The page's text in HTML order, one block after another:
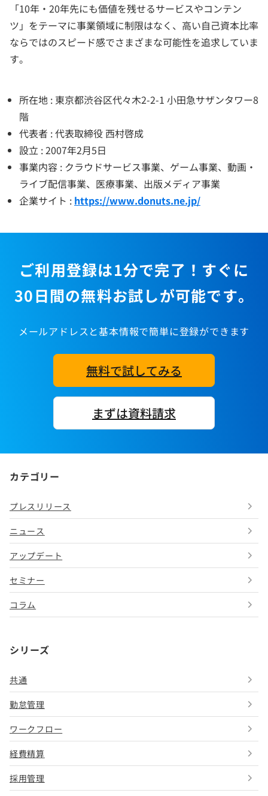
「10年・20年先にも価値を残せるサービスやコンテン
ツ」をテーマに事業領域に制限はなく、高い自己資本比率
ならではのスピード感でさまざまな可能性を追求していま
す。
所在地 : 東京都渋谷区代々木2-2-1 小田急サザンタワー8
階
代表者 : 代表取締役 西村啓成
設立 : 2007年2月5日
事業内容 : クラウドサービス事業、ゲーム事業、動画・
ライブ配信事業、医療事業、出版メディア事業
企業サイト : https://www.donuts.ne.jp/
ご利用登録は1分で完了！すぐに
30日間の無料お試しが可能です。
メールアドレスと基本情報で簡単に登録ができます
無料で試してみる
まずは資料請求
カテゴリー
プレスリリース
ニュース
アップデート
セミナー
コラム
シリーズ
共通
勤怠管理
ワークフロー
経費精算
採用管理